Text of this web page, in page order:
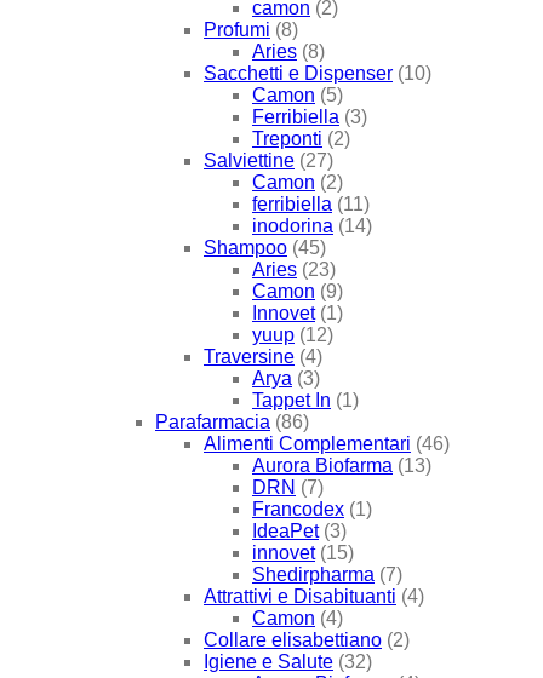
camon (2)
Profumi (8)
Aries (8)
Sacchetti e Dispenser (10)
Camon (5)
Ferribiella (3)
Treponti (2)
Salviettine (27)
Camon (2)
ferribiella (11)
inodorina (14)
Shampoo (45)
Aries (23)
Camon (9)
Innovet (1)
yuup (12)
Traversine (4)
Arya (3)
Tappet In (1)
Parafarmacia (86)
Alimenti Complementari (46)
Aurora Biofarma (13)
DRN (7)
Francodex (1)
IdeaPet (3)
innovet (15)
Shedirpharma (7)
Attrattivi e Disabituanti (4)
Camon (4)
Collare elisabettiano (2)
Igiene e Salute (32)